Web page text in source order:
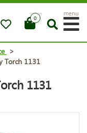
0
menu
>
Torch 1131
1131